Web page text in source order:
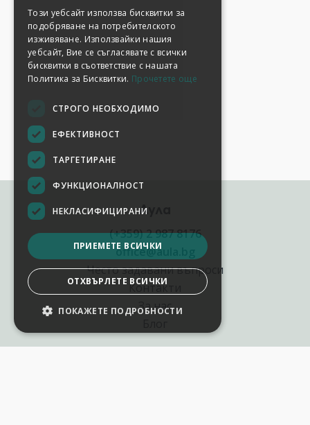
Аула
(+359) 2 987 8176
office@aula.bg
Често задавани въпроси
Контакти
За нас
Този уебсайт използва бисквитки за
подобряване на потребителското
изживяване. Използвайки нашия
уебсайт, Вие се съгласявате с всички
бисквитки в съответствие с нашата
Политика за Бисквитки. Прочетете още
СТРОГО НЕОБХОДИМО
ЕФЕКТИВНОСТ
ТАРГЕТИРАНЕ
ФУНКЦИОНАЛНОСТ
НЕКЛАСИФИЦИРАНИ
ПРИЕМЕТЕ ВСИЧКИ
ОТХВЪРЛЕТЕ ВСИЧКИ
ПОКАЖЕТЕ ПОДРОБНОСТИ